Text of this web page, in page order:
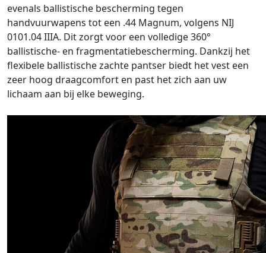
evenals ballistische bescherming tegen
handvuurwapens tot een .44 Magnum, volgens NIJ
0101.04 IIIA. Dit zorgt voor een volledige 360°
ballistische- en fragmentatiebescherming. Dankzij het
flexibele ballistische zachte pantser biedt het vest een
zeer hoog draagcomfort en past het zich aan uw
lichaam aan bij elke beweging.